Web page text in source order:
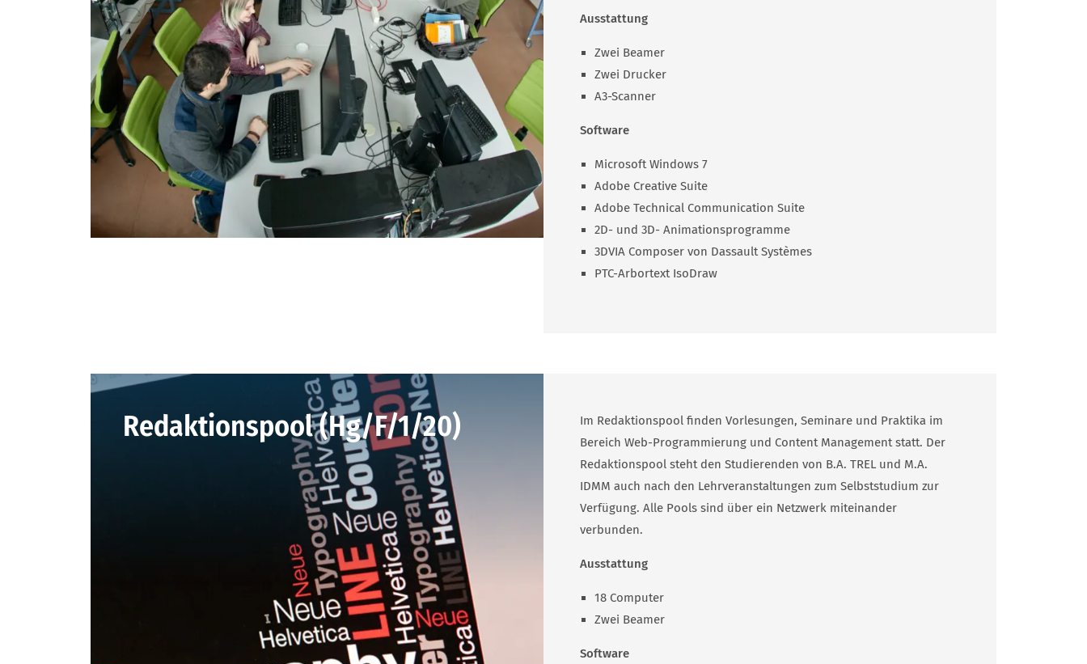
Ausstattung
Zwei Beamer
Zwei Drucker
A3-Scanner
Software
Microsoft Windows 7
Adobe Creative Suite
Adobe Technical Communication Suite
2D- und 3D- Animations­programme
3DVIA Composer von Dassault Systèmes
PTC-Arbortext IsoDraw
Redaktionspool (Hg/F/1/20)
Im Redaktionspool finden Vorlesungen, Seminare und Praktika im
Bereich Web-Programmierung und Content Management statt. Der
Redaktionspool steht den Studierenden von B.A. TREL und M.A.
IDMM auch nach den Lehrveranstaltungen zum Selbststudium zur
Verfügung. Alle Pools sind über ein Netzwerk miteinander
verbunden.
Ausstattung
18 Computer
Zwei Beamer
Software